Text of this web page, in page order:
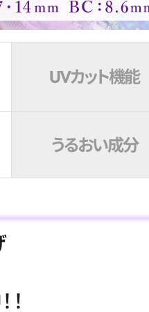
UVカット機能
うるおい成分